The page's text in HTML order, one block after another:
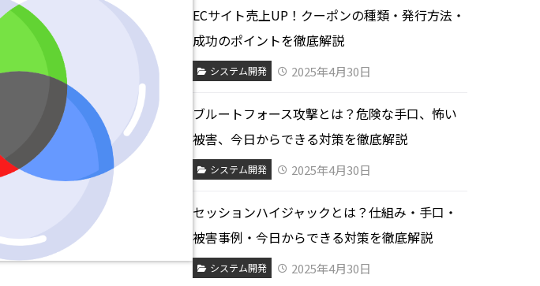
ECサイト売上UP！クーポンの種類・発行方法・
成功のポイントを徹底解説
システム開発 2025年4月30日
ブルートフォース攻撃とは？危険な手口、怖い
被害、今日からできる対策を徹底解説
システム開発 2025年4月30日
セッションハイジャックとは？仕組み・手口・
被害事例・今日からできる対策を徹底解説
システム開発 2025年4月30日